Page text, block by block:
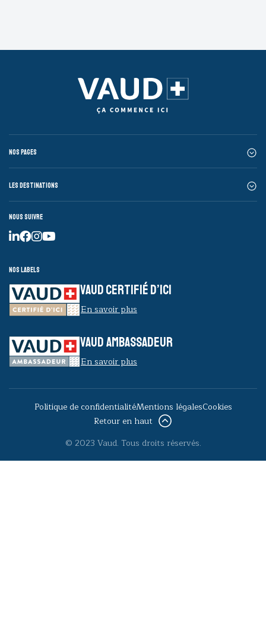
Nos pages
Les destinations
Nous suivre
Nos labels
VAUD CERTIFIÉ D’ICI
En savoir plus
VAUD AMBASSADEUR
En savoir plus
© 2023 Vaud. Tous droits réservés.
Politique de confidentialitéMentions légalesCookies
Retour en haut